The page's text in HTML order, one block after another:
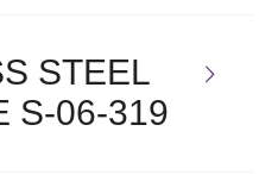
STEEL
S-06-319